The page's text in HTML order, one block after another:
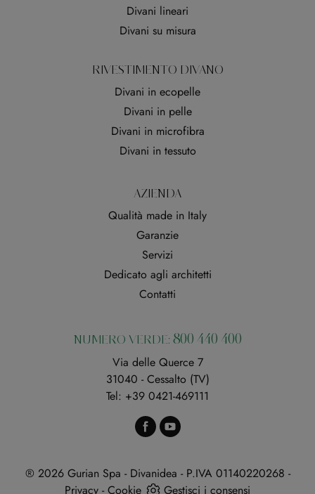
Divani lineari
Divani su misura
RIVESTIMENTO DIVANO
Divani in ecopelle
Divani in pelle
Divani in microfibra
Divani in tessuto
AZIENDA
Qualità made in Italy
Garanzie
Servizi
Dedicato agli architetti
Contatti
NUMERO VERDE: 800 440 400
Via delle Querce 7
31040 - Cessalto (TV)
Tel: +39 0421-469111
® 2026 Gurian Spa - Divanidea - P.IVA 01140220268 -
Privacy -Cookie Gestisci i consensi